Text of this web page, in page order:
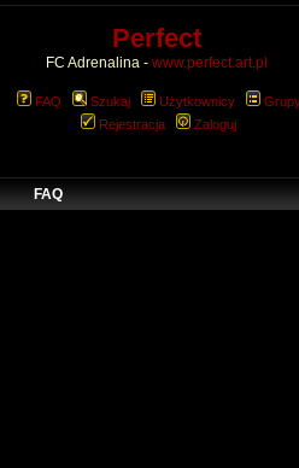
Perfect
FC Adrenalina - www.perfect.art.pl
FAQ Szukaj Użytkownicy
Rejestracja
Zaloguj
FAQ